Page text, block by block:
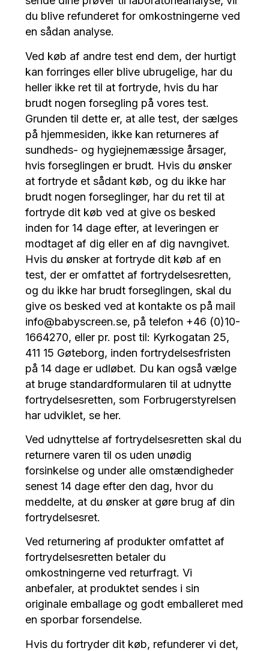
du blive refunderet for omkostningerne ved
en sådan analyse.
Ved køb af andre test end dem, der hurtigt
kan forringes eller blive ubrugelige, har du
heller ikke ret til at fortryde, hvis du har
brudt nogen forsegling på vores test.
Grunden til dette er, at alle test, der sælges
på hjemmesiden, ikke kan returneres af
sundheds- og hygiejnemæssige årsager,
hvis forseglingen er brudt. Hvis du ønsker
at fortryde et sådant køb, og du ikke har
brudt nogen forseglinger, har du ret til at
fortryde dit køb ved at give os besked
inden for 14 dage efter, at leveringen er
modtaget af dig eller en af dig navngivet.
Hvis du ønsker at fortryde dit køb af en
test, der er omfattet af fortrydelsesretten,
og du ikke har brudt forseglingen, skal du
give os besked ved at kontakte os på mail
info@babyscreen.se, på telefon +46 (0)10-
1664270, eller pr. post til: Kyrkogatan 25,
411 15 Gøteborg, inden fortrydelsesfristen
på 14 dage er udløbet. Du kan også vælge
at bruge standardformularen til at udnytte
fortrydelsesretten, som Forbrugerstyrelsen
har udviklet, se her.
Ved udnyttelse af fortrydelsesretten skal du
returnere varen til os uden unødig
forsinkelse og under alle omstændigheder
senest 14 dage efter den dag, hvor du
meddelte, at du ønsker at gøre brug af din
fortrydelsesret.
Ved returnering af produkter omfattet af
fortrydelsesretten betaler du
omkostningerne ved returfragt. Vi
anbefaler, at produktet sendes i sin
originale emballage og godt emballeret med
en sporbar forsendelse.
Hvis du fortryder dit køb, refunderer vi det,